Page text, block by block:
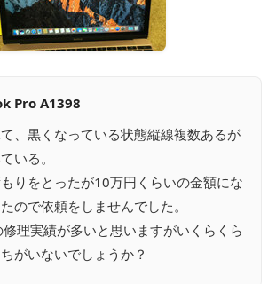
Pro A1398
、黒くなっている状態縦線複数あるが
いる。
りをとったが10万円くらいの金額にな
ので依頼をしませんでした。
理実績が多いと思いますがいくらくら
がいないでしょうか？